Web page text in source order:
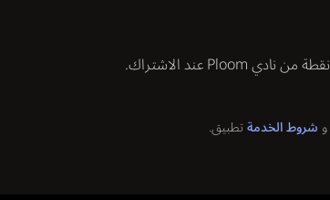
و شروط الخدمة تطبيق.